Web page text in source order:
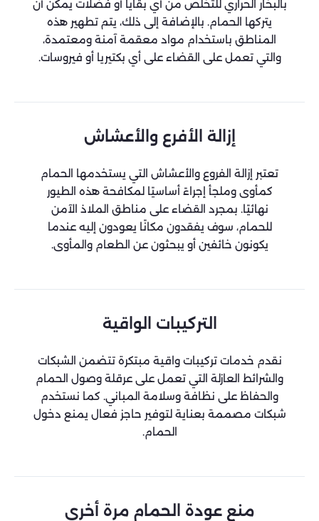
بالبخار الحراري للتخلص من أي بقايا أو فضلات يمكن أن
يتركها الحمام. بالإضافة إلى ذلك، يتم تطهير هذه
المناطق باستخدام مواد معقمة آمنة ومعتمدة،
والتي تعمل على القضاء على أي بكتيريا أو فيروسات.
إزالة الأفرع والأعشاش
تعتبر إزالة الفروع والأعشاش التي يستخدمها الحمام
كمأوى وملجأ إجراءً أساسيًا لمكافحة هذه الطيور
نهائيًا. بمجرد القضاء على مناطق الملاذ الآمن
للحمام، سوف يفقدون مكانًا يعودون إليه عندما
يكونون خائفين أو يبحثون عن الطعام والمأوى.
التركيبات الواقية
نقدم خدمات تركيبات واقية مبتكرة تتضمن الشبكات
والشرائط العازلة التي تعمل على عرقلة وصول الحمام
والحفاظ على نظافة وسلامة المباني. كما نستخدم
شبكات مصممة بعناية لتوفير حاجز فعال يمنع دخول
الحمام.
منع عودة الحمام مرة أخرى